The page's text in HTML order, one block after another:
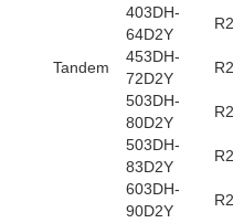
Tandem
403DH-
64D2Y
453DH-
72D2Y
503DH-
80D2Y
503DH-
83D2Y
603DH-
90D2Y